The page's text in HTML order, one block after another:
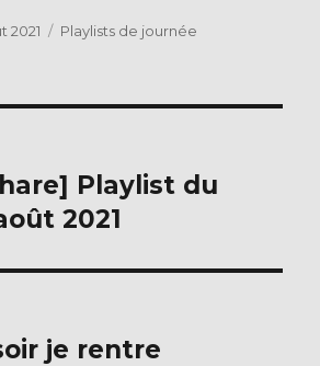
2021 Catégories
Playlists de journée
Playlist du
2021
je rentre